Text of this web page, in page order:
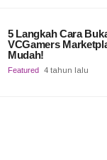
5 Langkah Cara
VCGamers
Mudah!
Featured 4 tahun lalu